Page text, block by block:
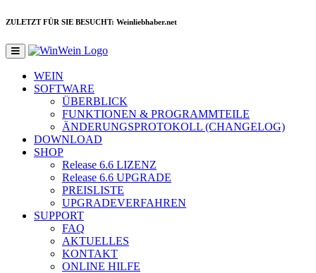
ZULETZT FÜR SIE BESUCHT: Weinliebhaber.net
WEIN
SOFTWARE
ÜBERBLICK
FUNKTIONEN & PROGRAMMTEILE
ÄNDERUNGSPROTOKOLL (CHANGELOG)
DOWNLOAD
SHOP
Release 6.6 LIZENZ
Release 6.6 UPGRADE
PREISLISTE
UPGRADEVERFAHREN
SUPPORT
FAQ
AKTUELLES
KONTAKT
ONLINE HILFE